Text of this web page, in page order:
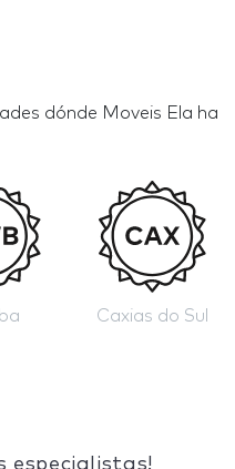
dónde Moveis Ela ha
Caxias do Sul
especialistas!